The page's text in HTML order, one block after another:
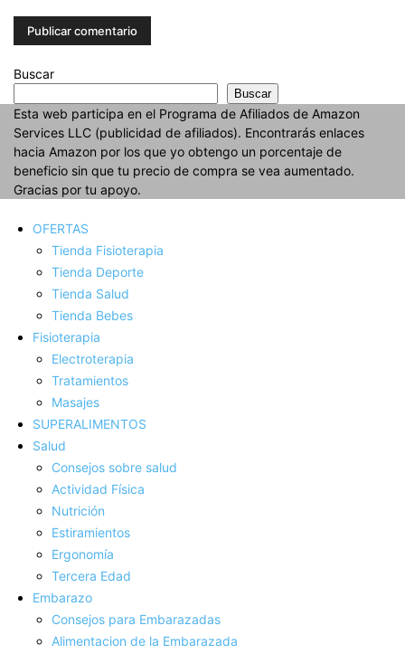
Buscar
Buscar
Esta web participa en el Programa de Afiliados de Amazon
Services LLC (publicidad de afiliados). Encontrarás enlaces
hacia Amazon por los que yo obtengo un porcentaje de
beneficio sin que tu precio de compra se vea aumentado.
Gracias por tu apoyo.
OFERTAS
Tienda Fisioterapia
Tienda Deporte
Tienda Salud
Tienda Bebes
Fisioterapia
Electroterapia
Tratamientos
Masajes
SUPERALIMENTOS
Salud
Consejos sobre salud
Actividad Fí­sica
Nutrición
Estiramientos
Ergonomí­a
Tercera Edad
Embarazo
Consejos para Embarazadas
Alimentacion de la Embarazada